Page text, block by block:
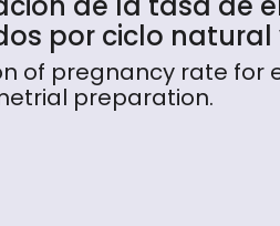
por ciclo
of pregnancy rate for
preparation.